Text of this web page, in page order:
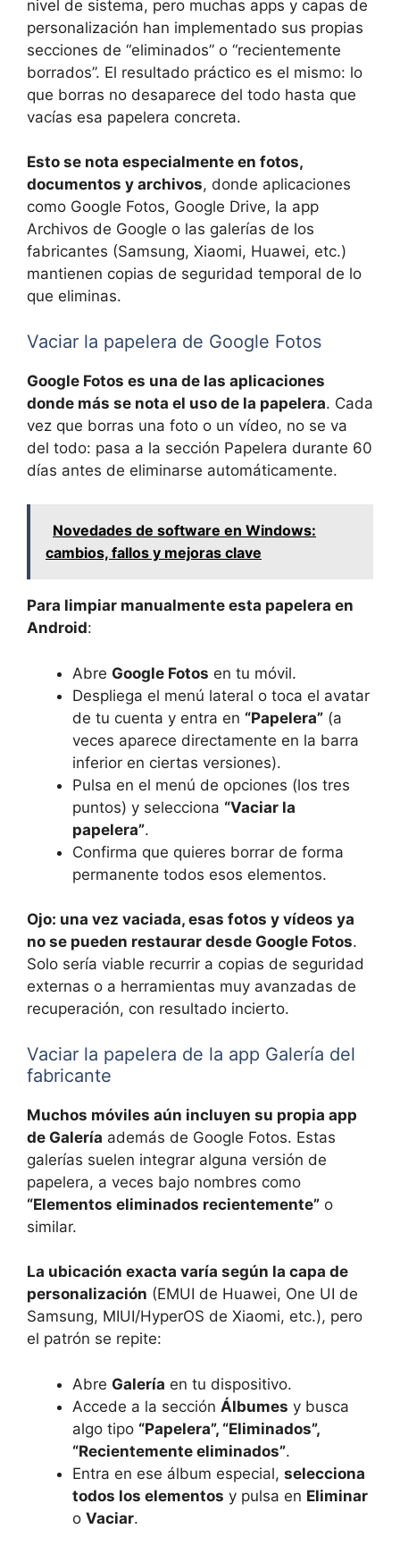
nivel de sistema, pero muchas apps y capas de
personalización han implementado sus propias
secciones de “eliminados” o “recientemente
borrados”. El resultado práctico es el mismo: lo
que borras no desaparece del todo hasta que
vacías esa papelera concreta.
Esto se nota especialmente en fotos,
documentos y archivos, donde aplicaciones
como Google Fotos, Google Drive, la app
Archivos de Google o las galerías de los
fabricantes (Samsung, Xiaomi, Huawei, etc.)
mantienen copias de seguridad temporal de lo
que eliminas.
Vaciar la papelera de Google Fotos
Google Fotos es una de las aplicaciones
donde más se nota el uso de la papelera. Cada
vez que borras una foto o un vídeo, no se va
del todo: pasa a la sección Papelera durante 60
días antes de eliminarse automáticamente.
Novedades de software en Windows:
cambios, fallos y mejoras clave
Para limpiar manualmente esta papelera en
Android:
Abre Google Fotos en tu móvil.
Despliega el menú lateral o toca el avatar
de tu cuenta y entra en “Papelera” (a
veces aparece directamente en la barra
inferior en ciertas versiones).
Pulsa en el menú de opciones (los tres
puntos) y selecciona “Vaciar la
papelera”.
Confirma que quieres borrar de forma
permanente todos esos elementos.
Ojo: una vez vaciada, esas fotos y vídeos ya
no se pueden restaurar desde Google Fotos.
Solo sería viable recurrir a copias de seguridad
externas o a herramientas muy avanzadas de
recuperación, con resultado incierto.
Vaciar la papelera de la app Galería del
fabricante
Muchos móviles aún incluyen su propia app
de Galería además de Google Fotos. Estas
galerías suelen integrar alguna versión de
papelera, a veces bajo nombres como
“Elementos eliminados recientemente” o
similar.
La ubicación exacta varía según la capa de
personalización (EMUI de Huawei, One UI de
Samsung, MIUI/HyperOS de Xiaomi, etc.), pero
el patrón se repite:
Abre Galería en tu dispositivo.
Accede a la sección Álbumes y busca
algo tipo “Papelera”, “Eliminados”,
“Recientemente eliminados”.
Entra en ese álbum especial, selecciona
todos los elementos y pulsa en Eliminar
o Vaciar.